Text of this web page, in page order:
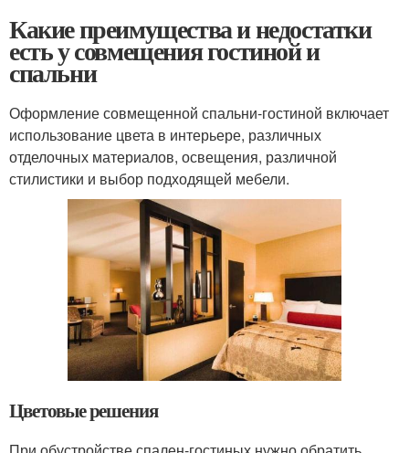
Какие преимущества и недостатки
есть у совмещения гостиной и
спальни
Оформление совмещенной спальни-гостиной включает
использование цвета в интерьере, различных
отделочных материалов, освещения, различной
стилистики и выбор подходящей мебели.
Цветовые решения